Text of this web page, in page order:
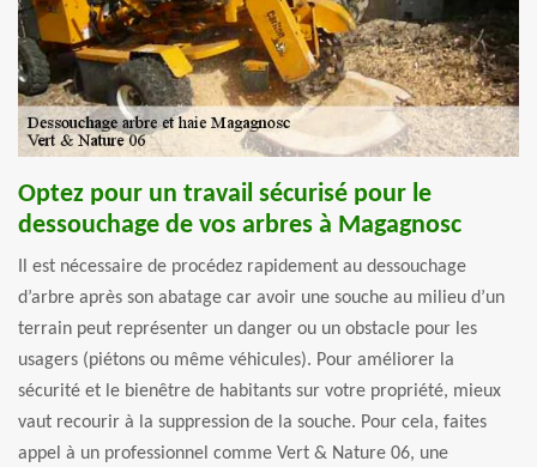
Optez pour un travail sécurisé pour le
dessouchage de vos arbres à Magagnosc
Il est nécessaire de procédez rapidement au dessouchage
d’arbre après son abatage car avoir une souche au milieu d’un
terrain peut représenter un danger ou un obstacle pour les
usagers (piétons ou même véhicules). Pour améliorer la
sécurité et le bienêtre de habitants sur votre propriété, mieux
vaut recourir à la suppression de la souche. Pour cela, faites
appel à un professionnel comme Vert & Nature 06, une